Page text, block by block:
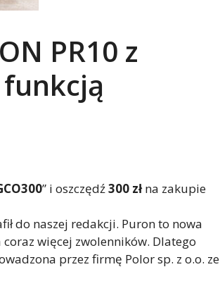
PR10 z
” i oszczędź300 złna zakupie
do naszej redakcji. Puron to nowa
więcej zwolenników. Dlatego
przez firmę Polor sp. z o.o. ze